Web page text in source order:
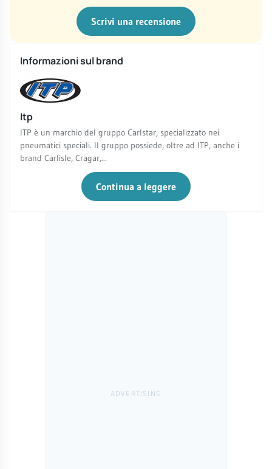
Scrivi una recensione
Informazioni sul brand
Itp
ITP è un marchio del gruppo Carlstar, specializzato nei
pneumatici speciali. Il gruppo possiede, oltre ad ITP, anche i
brand Carlisle, Cragar,...
Continua a leggere